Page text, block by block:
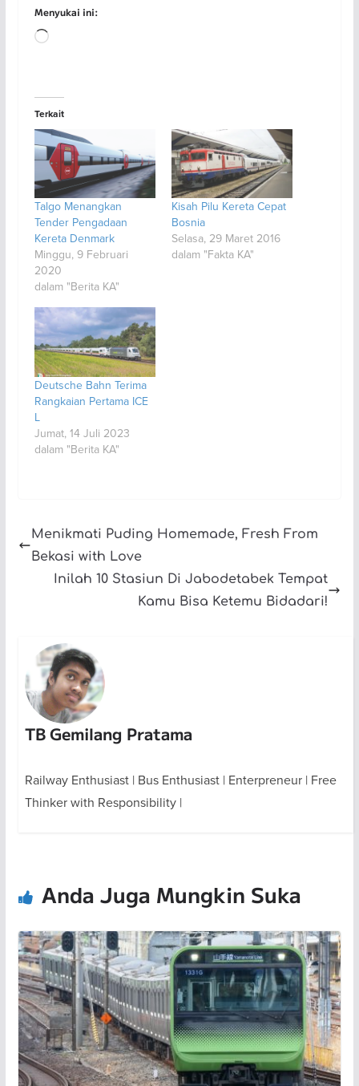
Menyukai ini:
Memuat...
Terkait
Talgo Menangkan
Tender Pengadaan
Kereta Denmark
Minggu, 9 Februari
2020
dalam "Berita KA"
Kisah Pilu Kereta Cepat
Bosnia
Selasa, 29 Maret 2016
dalam "Fakta KA"
Deutsche Bahn Terima
Rangkaian Pertama ICE
L
Jumat, 14 Juli 2023
dalam "Berita KA"
Menikmati Puding Homemade, Fresh From
Bekasi with Love
Inilah 10 Stasiun Di Jabodetabek Tempat
Kamu Bisa Ketemu Bidadari!
TB Gemilang Pratama
Railway Enthusiast | Bus Enthusiast | Enterpreneur | Free
Thinker with Responsibility |
Anda Juga Mungkin Suka